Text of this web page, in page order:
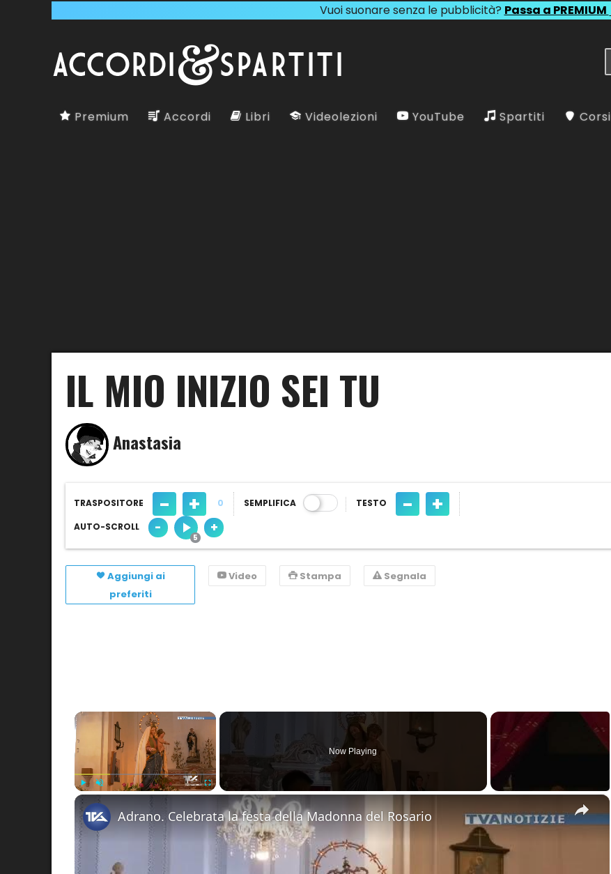
Vuoi suonare senza le pubblicità? Passa a PREMIUM
Premium Accordi Libri Videolezioni YouTube Spartiti Corsi
IL MIO INIZIO SEI TU
Anastasia
TRASPOSITORE - + 0 SEMPLIFICA TESTO - +
AUTO-SCROLL - +
Aggiungi ai
preferiti
Video Stampa Segnala
×
Now Playing
×
Adrano. Celebrata la festa della Madonna del Rosario